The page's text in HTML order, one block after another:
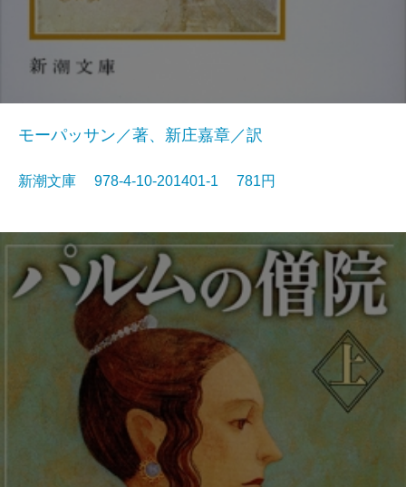
モーパッサン／著、新庄嘉章／訳
新潮文庫 978-4-10-201401-1 781円